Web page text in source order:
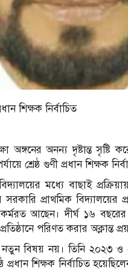
শিক্ষক নির্বাচিত
অনন্য দৃষ্টান্ত সৃষ্টি
শ্রেষ্ঠ গুণী প্রধান শিক্ষক
মধ্যে বাছাই
প্রাথমিক বিদ্যালয়ের
আছেন। দীর্ঘ ১৬ বছরের
পরিণত করার অক্লান্ত
বিষয় নয়। তিনি ২০২৩ ও
প্রধান শিক্ষক নির্বাচিত